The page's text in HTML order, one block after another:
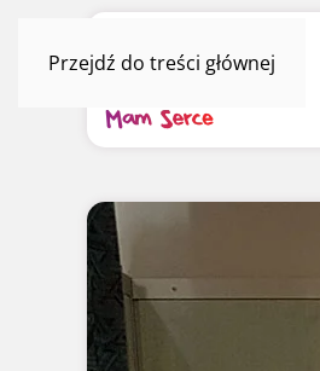
Przejdź do treści głównej